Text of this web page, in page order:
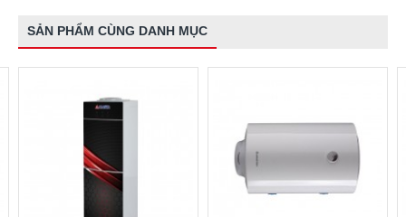
SẢN PHẨM CÙNG DANH MỤC